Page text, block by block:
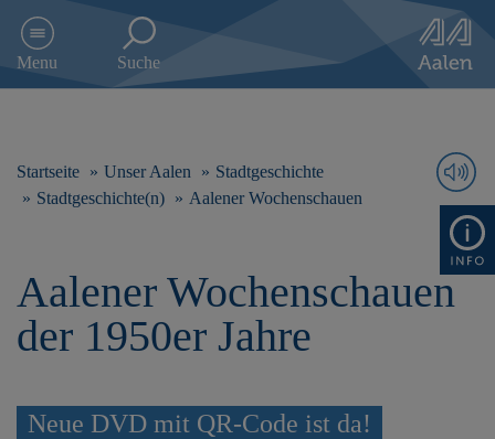
e
Menu Suche
Startseite Unser Aalen
Stadtgeschichte
Stadtgeschichte(n)
Aalener Wochenschauen
Aalener Wochenschauen
der 1950er Jahre
Neue DVD mit QR-Code ist da!